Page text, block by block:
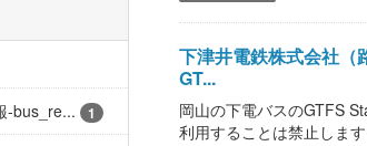
-bus_re... 1
下津井電鉄株式会社
GT...
岡山の下電バスのGTFS
利用することは禁止しま